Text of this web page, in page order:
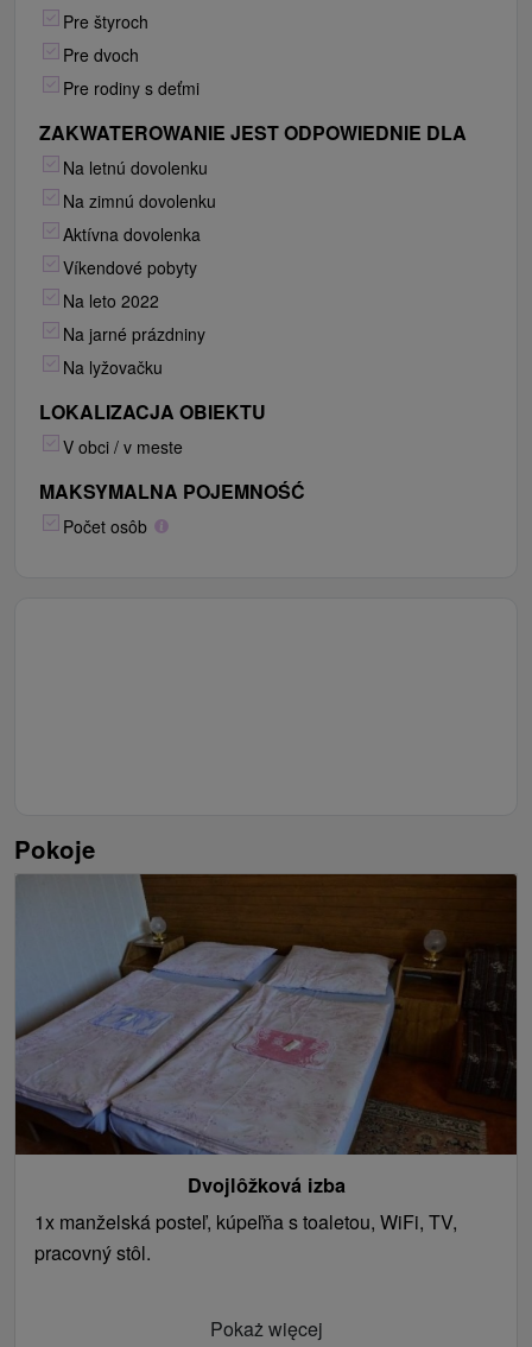
Pre štyroch
Pre dvoch
Pre rodiny s deťmi
ZAKWATEROWANIE JEST ODPOWIEDNIE DLA
Na letnú dovolenku
Na zimnú dovolenku
Aktívna dovolenka
Víkendové pobyty
Na leto 2022
Na jarné prázdniny
Na lyžovačku
LOKALIZACJA OBIEKTU
V obci / v meste
MAKSYMALNA POJEMNOŚĆ
Počet osôb
Pokoje
Dvojlôžková izba
1x manželská posteľ, kúpeľňa s toaletou, WiFi, TV,
pracovný stôl.
Pokaż więcej